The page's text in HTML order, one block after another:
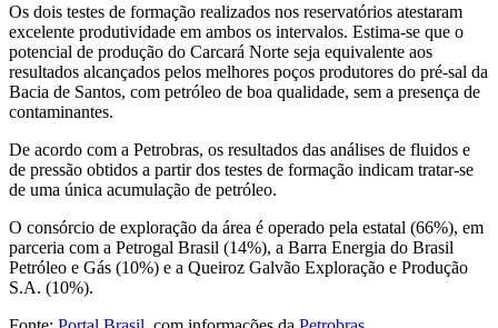
Os dois testes de formação realizados nos reservatórios atestaram
excelente produtividade em ambos os intervalos. Estima-se que o
potencial de produção do Carcará Norte seja equivalente aos
resultados alcançados pelos melhores poços produtores do pré-sal da
Bacia de Santos, com petróleo de boa qualidade, sem a presença de
contaminantes.
De acordo com a Petrobras, os resultados das análises de fluidos e
de pressão obtidos a partir dos testes de formação indicam tratar-se
de uma única acumulação de petróleo.
O consórcio de exploração da área é operado pela estatal (66%), em
parceria com a Petrogal Brasil (14%), a Barra Energia do Brasil
Petróleo e Gás (10%) e a Queiroz Galvão Exploração e Produção
S.A. (10%).